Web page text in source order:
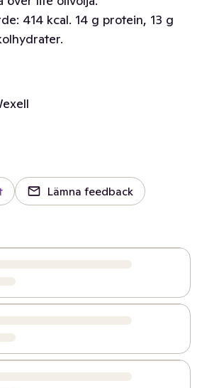
414 kcal. 14 g protein, 13 g
Lämna feedback